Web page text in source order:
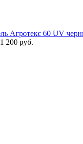
Агротекс 60 UV
1 200 руб.